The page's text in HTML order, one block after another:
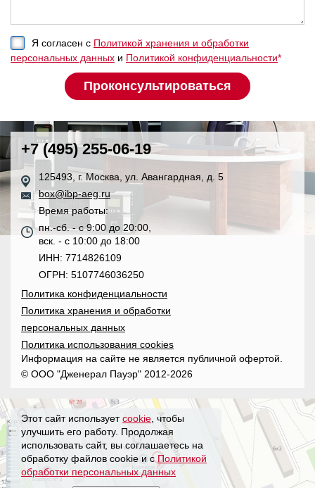
Я согласен с Политикой хранения и обработки
персональных данных и Политикой конфиденциальности*
+7 (495) 255-06-19
125493, г. Москва, ул. Авангардная, д. 5
box@ibp-aeg.ru
Время работы:
пн.-сб. - с 9:00 до 20:00,
вск. - с 10:00 до 18:00
ИНН: 7714826109
ОГРН: 5107746036250
Политика конфиденциальности
Политика хранения и обработки
персональных данных
Политика использования cookies
Информация на сайте не является публичной офертой.
© ООО "Дженерал Пауэр" 2012-2026
Этот сайт используетcookie , чтобы
улучшить его работу. Продолжая
использовать сайт, вы соглашаетесь на
обработку файлов cookie и с Политикой
обработки персональных данных